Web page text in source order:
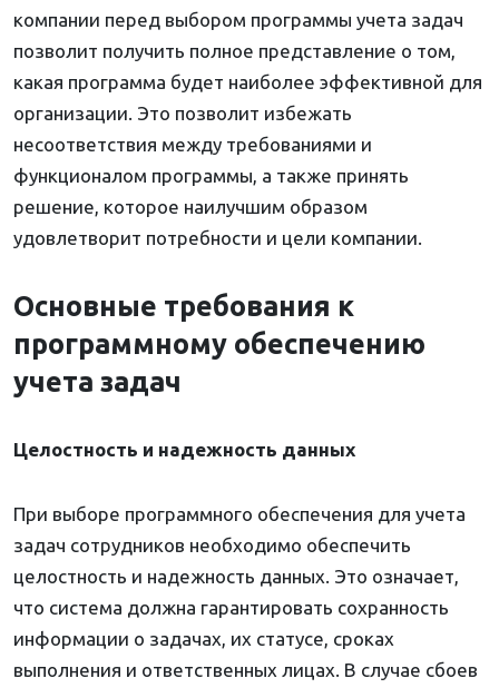
компании перед выбором программы учета задач
позволит получить полное представление о том,
какая программа будет наиболее эффективной для
организации. Это позволит избежать
несоответствия между требованиями и
функционалом программы, а также принять
решение, которое наилучшим образом
удовлетворит потребности и цели компании.
Основные требования к
программному обеспечению
учета задач
Целостность и надежность данных
При выборе программного обеспечения для учета
задач сотрудников необходимо обеспечить
целостность и надежность данных. Это означает,
что система должна гарантировать сохранность
информации о задачах, их статусе, сроках
выполнения и ответственных лицах. В случае сбоев